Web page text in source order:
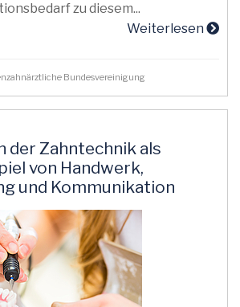
zu diesem...
Weiterlesen
Bundesvereinigung
der Zahntechnik als
von Handwerk,
und Kommunikation